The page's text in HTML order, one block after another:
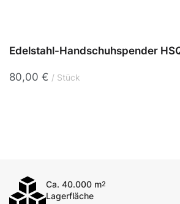
Edelstahl-Handschuhspender
80,00 € Stück
Ca. 40.000 m2
Lagerfläche